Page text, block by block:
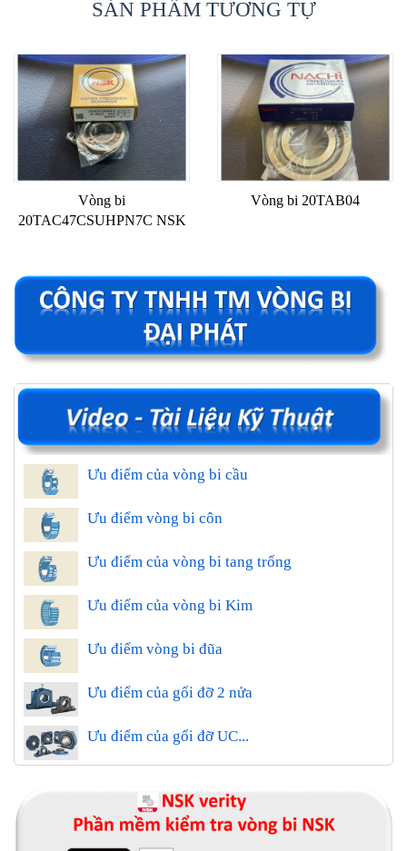
SẢN PHẨM TƯƠNG TỰ
Vòng bi
20TAC47CSUHPN7C NSK
Vòng bi 20TAB04
Ưu điểm của vòng bi cầu
Ưu điểm vòng bi côn
Ưu điểm của vòng bi tang trống
Ưu điểm của vòng bi Kim
Ưu điểm vòng bi đũa
Ưu điểm của gối đỡ 2 nửa
Ưu điểm của gối đỡ UC...